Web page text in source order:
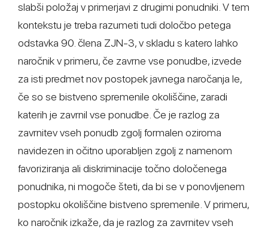
slabši položaj v primerjavi z drugimi ponudniki. V tem
kontekstu je treba razumeti tudi določbo petega
odstavka 90. člena ZJN-3, v skladu s katero lahko
naročnik v primeru, če zavrne vse ponudbe, izvede
za isti predmet nov postopek javnega naročanja le,
če so se bistveno spremenile okoliščine, zaradi
katerih je zavrnil vse ponudbe. Če je razlog za
zavrnitev vseh ponudb zgolj formalen oziroma
navidezen in očitno uporabljen zgolj z namenom
favoriziranja ali diskriminacije točno določenega
ponudnika, ni mogoče šteti, da bi se v ponovljenem
postopku okoliščine bistveno spremenile. V primeru,
ko naročnik izkaže, da je razlog za zavrnitev vseh